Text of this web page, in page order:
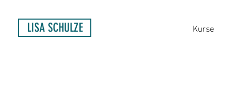
Kurse
LISA SCHULZE